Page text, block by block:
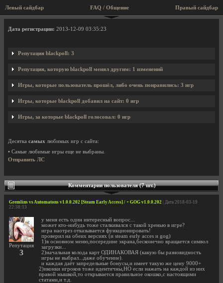
Левый сайдбар Правый сайдбар
FAQ / Общение
Профиль пользователя blackpoll
Дата регистрации: 2013-12-09 03:35:23
Репутация blackpoll: 3
Репутация, которую blackpoll менял другим: 1 изменений
Игры, которые пользователь прошёл, либо очень понравились: 3 игр
Игры, которые blackpoll добавил на сайт: 0 игр
Игры, за которые blackpoll голосовал: 0 игр
Десятка самых любимых игр с сайта:
• Самые любимые игры еще не выбраны.
Отправить ЛС
Комментарии пользователя (7 шт.)
Gremlins vs Automatons v1.0.0.202 [Steam Early Access] / + GOG v1.0.0.202 | Дата 2018-03-19
22:38:13
Репутация
3
у меня есть один интересный вопрос...
может кто-нибудь тоже сталкивался с такой хренью в игре?
игра наотрез отказывается функционировать!
проверил на обеих версиях (и steam esrly acces и gog)
1)в основном меню,посередине экрана,бесконечно вращается символ
загрузки...
2)начальная колода карт ОДИНАКОВАЯ (какую бы разновидность
игры не выбрал...даже обучение).
и каждая даёт запредельные бонусы,и имеет такую же цену 9000+
2)иконки игроков тоже идентичны,НО если нажать на каждой из них
правой мышкой,то открывается правильное окошко,с настоящими
статами,и т.д.